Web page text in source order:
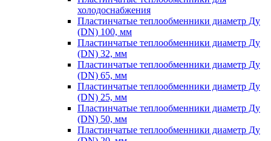
холодоснабжения
Пластинчатые теплообменники диаметр Ду
(DN) 100, мм
Пластинчатые теплообменники диаметр Ду
(DN) 32, мм
Пластинчатые теплообменники диаметр Ду
(DN) 65, мм
Пластинчатые теплообменники диаметр Ду
(DN) 25, мм
Пластинчатые теплообменники диаметр Ду
(DN) 50, мм
Пластинчатые теплообменники диаметр Ду